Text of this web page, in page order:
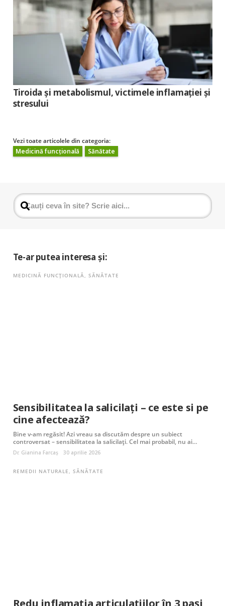
Tiroida şi metabolismul, victimele inflamaţiei şi
stresului
Vezi toate articolele din categoria:
Medicină funcțională
Sănătate
Te-ar putea interesa și:
MEDICINĂ FUNCȚIONALĂ SĂNĂTATE
Sensibilitatea la salicilați – ce este si pe
cine afectează?
Bine v-am regăsit! Azi vreau sa discutăm despre un subiect
controversat – sensibilitatea la salicilați. Cel mai probabil, nu ai…
Dr. Gianina Farcaș 30 aprilie 2026
REMEDII NATURALE, SĂNĂTATE
Redu inflamația articulațiilor în 3 pași